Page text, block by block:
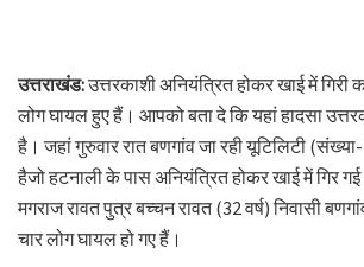
उत्तराखंड:उत्तरकाशी अनियंत्रित होकर खाई में गिरी
लोग घायल हुए हैं। आपको बता दे कि यहां हादसा
है। जहां गुरुवार रात बणगांव जा रही यूटिलिटी
हैजो हटनाली के पास अनियंत्रित होकर खाई में गिर
मगराज रावत पुत्र बच्चन रावत (32 वर्ष) निवासी
चार लोग घायल हो गए हैं।